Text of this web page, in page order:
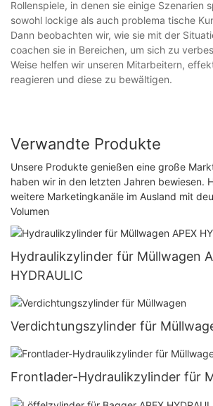
Rollenspiele, in denen sie einige Szenarien
sowohl lockige als auch problema tische
Dann beobachten wir, wie sie mit der
coachen sie in Bereichen, um sich zu
Weise helfen wir unseren Mitarbeitern,
reagieren und diese zu bewältigen.
Verwandte Produkte
Unsere Produkte genießen eine große
haben wir in den letzten Jahren bewiesen.
weitere Marketingkanäle im Ausland mit
Volumen
Hydraulikzylinder für Müllwagen
HYDRAULIC
Verdichtungszylinder für
Frontlader-Hydraulikzylinder für